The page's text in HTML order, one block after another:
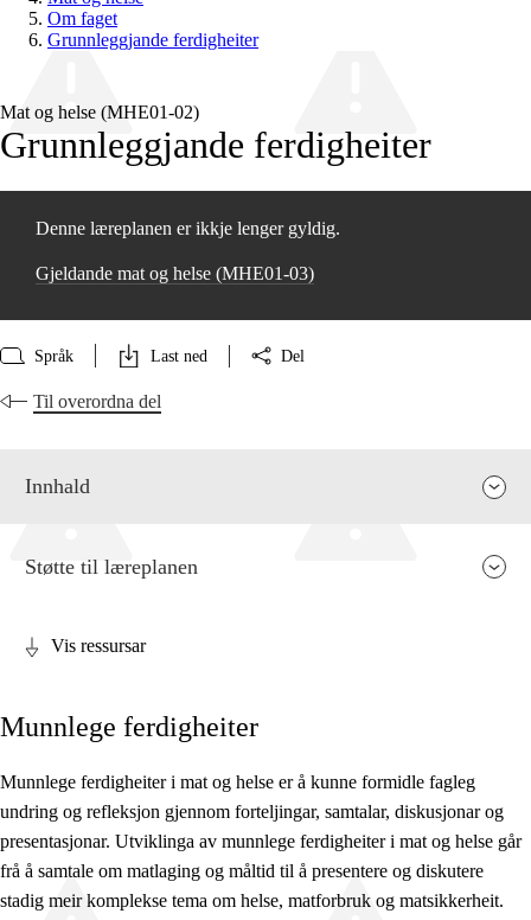
Om faget
Grunnleggjande ferdigheiter
Mat og helse (MHE01‑02)
Grunnleggjande ferdigheiter
Denne læreplanen er ikkje lenger gyldig.
Gjeldande mat og helse (MHE01‑03)
Språk Last ned Del
Til overordna del
Innhald
Kjerneelement
Tverrfaglege tema
Grunnleggjande ferdigheiter
Støtte til læreplanen
Vis ressursar
Munnlege ferdigheiter
Munnlege ferdigheiter i mat og helse er å kunne formidle fagleg
undring og refleksjon gjennom forteljingar, samtalar, diskusjonar og
presentasjonar. Utviklinga av munnlege ferdigheiter i mat og helse går
frå å samtale om matlaging og måltid til å presentere og diskutere
stadig meir komplekse tema om helse, matforbruk og matsikkerheit.